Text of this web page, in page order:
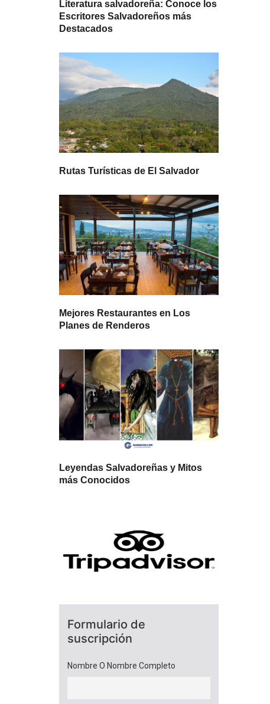
Literatura salvadoreña: Conoce los
Escritores Salvadoreños más
Destacados
Rutas Turísticas de El Salvador
Mejores Restaurantes en Los
Planes de Renderos
Leyendas Salvadoreñas y Mitos
más Conocidos
Formulario de
suscripción
Nombre O Nombre Completo